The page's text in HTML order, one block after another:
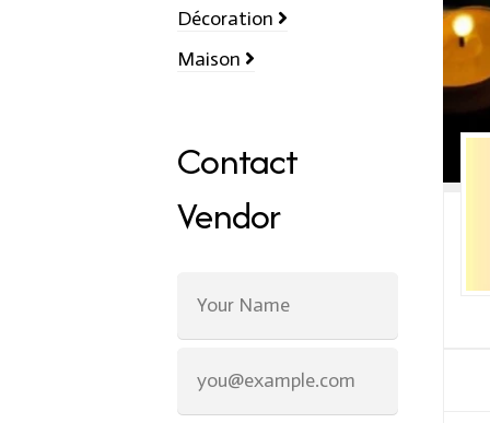
Décoration
Maison
Contact
Vendor